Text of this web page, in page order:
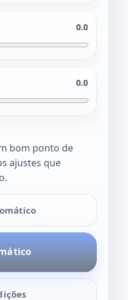
0.0
0.0
bom ponto de
ajustes que